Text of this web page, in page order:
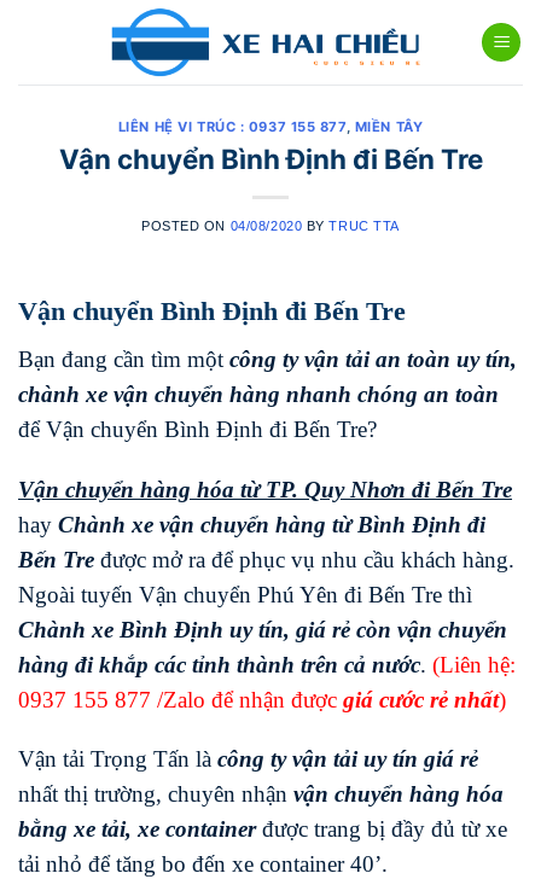
LIÊN HỆ VI TRÚC : 0937 155 877, MIỀN TÂY
Vận chuyển Bình Định đi Bến Tre
POSTED ON 04/08/2020 BYTRUC TTA
Vận chuyển Bình Định đi Bến Tre
Bạn đang cần tìm một công ty vận tải an toàn uy tín,
chành xe vận chuyển hàng nhanh chóng an toàn
để Vận chuyển Bình Định đi Bến Tre?
Vận chuyển hàng hóa từ TP. Quy Nhơn đi Bến Tre
hay Chành xe vận chuyển hàng từ Bình Định đi
Bến Tre được mở ra để phục vụ nhu cầu khách hàng.
Ngoài tuyến Vận chuyển Phú Yên đi Bến Tre thì
Chành xe Bình Định uy tín, giá rẻ còn vận chuyển
hàng đi khắp các tỉnh thành trên cả nước. (Liên hệ:
0937 155 877 /Zalo để nhận được giá cước rẻ nhất)
Vận tải Trọng Tấn là công ty vận tải uy tín giá rẻ
nhất thị trường, chuyên nhận vận chuyển hàng hóa
bằng xe tải, xe containerđược trang bị đầy đủ từ xe
tải nhỏ để tăng bo đến xe container 40’.